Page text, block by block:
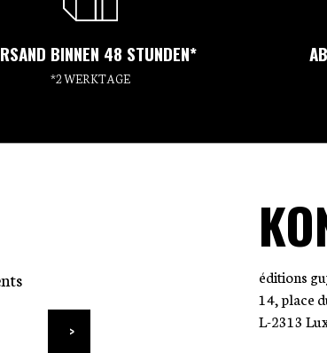
BINNEN 48 STUNDEN*
*2 WERKTAGE
éditions
14, place
L-2313